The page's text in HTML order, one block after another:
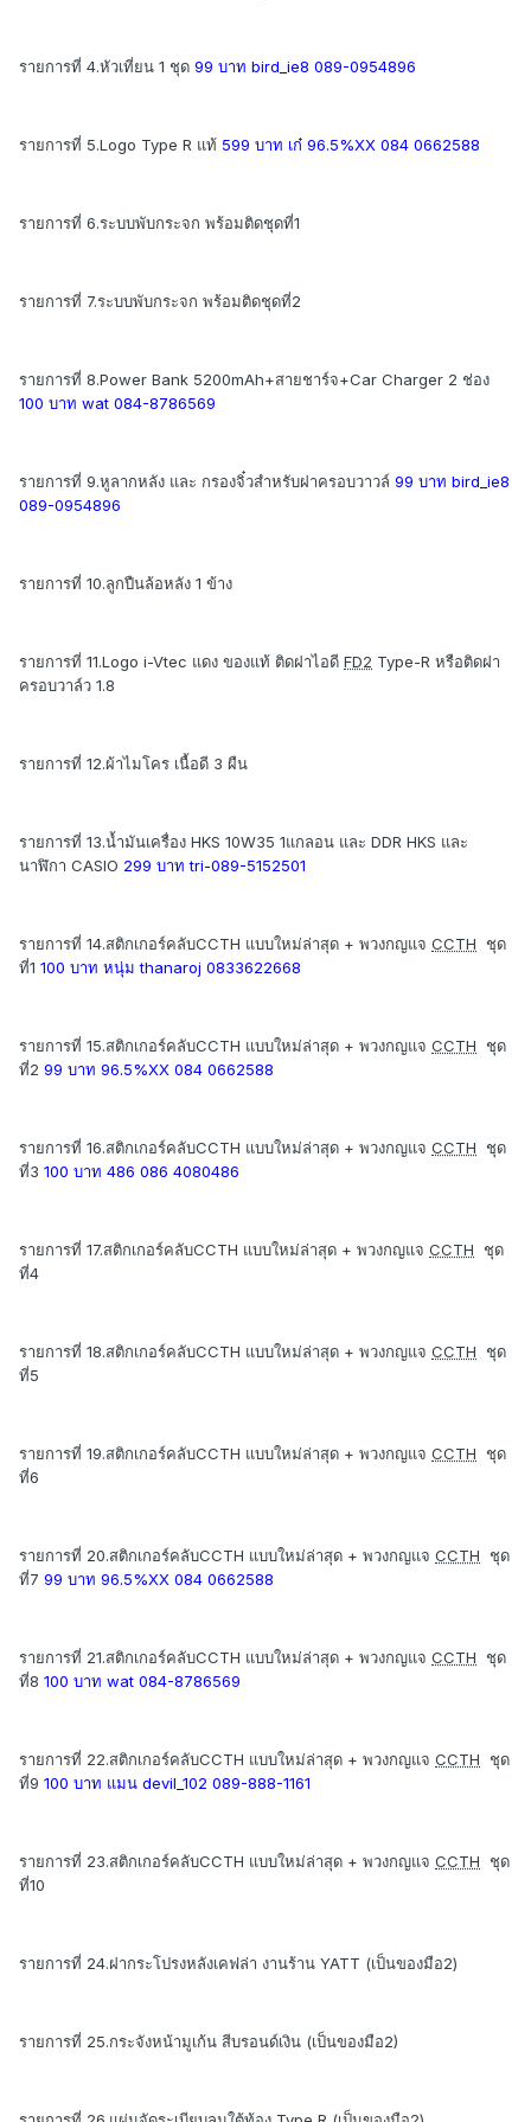
รายการที่ 4.หัวเที่ยน 1 ชุด 99 บาท bird_ie8 089-0954896
รายการที่ 5.Logo Type R แท้ 599 บาท เก๋ 96.5%XX 084 0662588
รายการที่ 6.ระบบพับกระจก พร้อมติดชุดที่1
รายการที่ 7.ระบบพับกระจก พร้อมติดชุดที่2
รายการที่ 8.Power Bank 5200mAh+สายชาร์จ+Car Charger 2 ช่อง
100 บาท wat 084-8786569
รายการที่ 9.หูลากหลัง และ กรองจิ๋วสำหรับฝาครอบวาวล์ 99 บาท bird_ie8
089-0954896
รายการที่ 10.ลูกปืนล้อหลัง 1 ข้าง
รายการที่ 11.Logo i-Vtec แดง ของแท้ ติดฝาไอดี FD2 Type-R หรือติดฝา
ครอบวาล์ว 1.8
รายการที่ 12.ผ้าไมโคร เนื้อดี 3 ผืน
รายการที่ 13.น้ำมันเครื่อง HKS 10W35 1แกลอน และ DDR HKS และ
นาฬิกา CASIO 299 บาท tri-089-5152501
รายการที่ 14.สติกเกอร์คลับCCTH แบบใหม่ล่าสุด + พวงกญแจ CCTH ชุด
ที่1 100 บาท หนุ่ม thanaroj 0833622668
รายการที่ 15.สติกเกอร์คลับCCTH แบบใหม่ล่าสุด + พวงกญแจ CCTH ชุด
ที่2 99 บาท 96.5%XX 084 0662588
รายการที่ 16.สติกเกอร์คลับCCTH แบบใหม่ล่าสุด + พวงกญแจ CCTH ชุด
ที่3 100 บาท 486 086 4080486
รายการที่ 17.สติกเกอร์คลับCCTH แบบใหม่ล่าสุด + พวงกญแจ CCTH ชุด
ที่4
รายการที่ 18.สติกเกอร์คลับCCTH แบบใหม่ล่าสุด + พวงกญแจ CCTH ชุด
ที่5
รายการที่ 19.สติกเกอร์คลับCCTH แบบใหม่ล่าสุด + พวงกญแจ CCTH ชุด
ที่6
รายการที่ 20.สติกเกอร์คลับCCTH แบบใหม่ล่าสุด + พวงกญแจ CCTH ชุด
ที่7 99 บาท 96.5%XX 084 0662588
รายการที่ 21.สติกเกอร์คลับCCTH แบบใหม่ล่าสุด + พวงกญแจ CCTH ชุด
ที่8 100 บาท wat 084-8786569
รายการที่ 22.สติกเกอร์คลับCCTH แบบใหม่ล่าสุด + พวงกญแจ CCTH ชุด
ที่9 100 บาท แมน devil_102 089-888-1161
รายการที่ 23.สติกเกอร์คลับCCTH แบบใหม่ล่าสุด + พวงกญแจ CCTH ชุด
ที่10
รายการที่ 24.ฝากระโปรงหลังเคฟล่า งานร้าน YATT (เป็นของมือ2)
รายการที่ 25.กระจังหน้ามูเก้น สีบรอนด์เงิน (เป็นของมือ2)